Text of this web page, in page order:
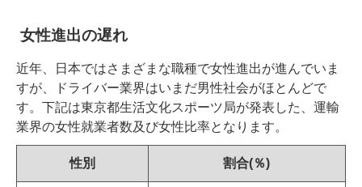
女性進出の遅れ
近年、日本ではさまざまな職種で女性進出が進んでいま
すが、ドライバー業界はいまだ男性社会がほとんどで
す。下記は東京都生活文化スポーツ局が発表した、運輸
業界の女性就業者数及び女性比率となります。
性別 割合(％)